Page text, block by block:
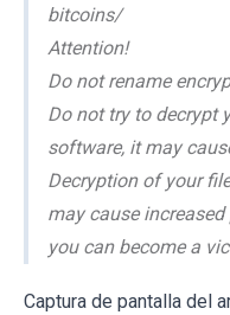
bitcoins/
Attention!
Do not rename
Do not try to decrypt
software, it may
Decryption of your
may cause
you can become a
Captura de pantalla del